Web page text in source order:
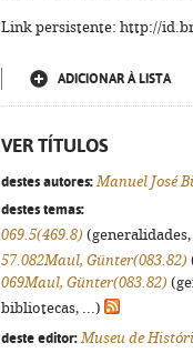
Link persistente: http://
ADICIONAR À LISTA
VER TÍTULOS
destes autores: Manuel José
destes temas:
069.5(469.8)
57.082Maul, Günter(083.82)
069Maul, Günter(083.82)
bibliotecas, ...)
deste editor: Museu de